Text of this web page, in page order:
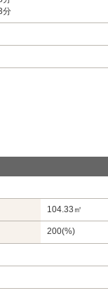
分
104.33㎡
200(%)